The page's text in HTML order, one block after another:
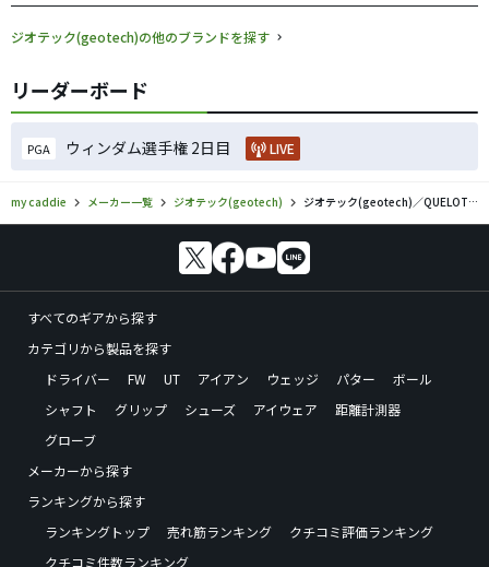
ジオテック(geotech)の他のブランドを探す
リーダーボード
PGA ウィンダム選手権 2日目 LIVE
my caddie メーカー一覧 ジオテック(geotech) ジオテック(geotech)／QUELOTのゴルフギアの口コミ評価
すべてのギアから探す
カテゴリから製品を探す
ドライバー
FW UT アイアン ウェッジ パター
ボール
シャフト
グリップ シューズ アイウェア
距離計測器
グローブ
メーカーから探す
ランキングから探す
ランキングトップ
売れ筋ランキング
クチコミ評価ランキング
クチコミ件数ランキング